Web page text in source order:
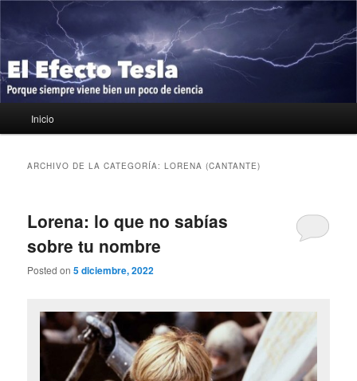
contenido
principal
contenido
secundario
El Efecto Tesla
Porque siempre viene bien un poco de ciencia
principal
Inicio
ARCHIVO DE LA CATEGORÍA:LORENA (CANTANTE)
Lorena: lo que no sabías
sobre tu nombre
Posted on5 diciembre, 2022